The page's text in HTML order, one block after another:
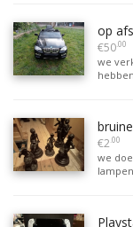
op
€50.00
we
€2.00
we